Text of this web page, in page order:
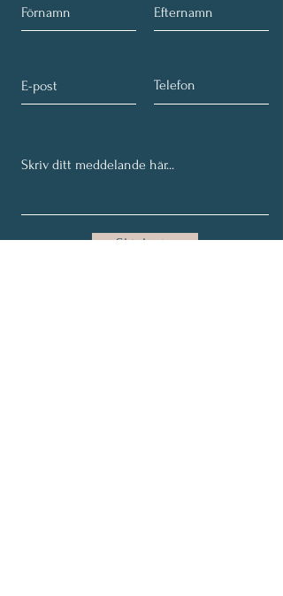
Skicka in